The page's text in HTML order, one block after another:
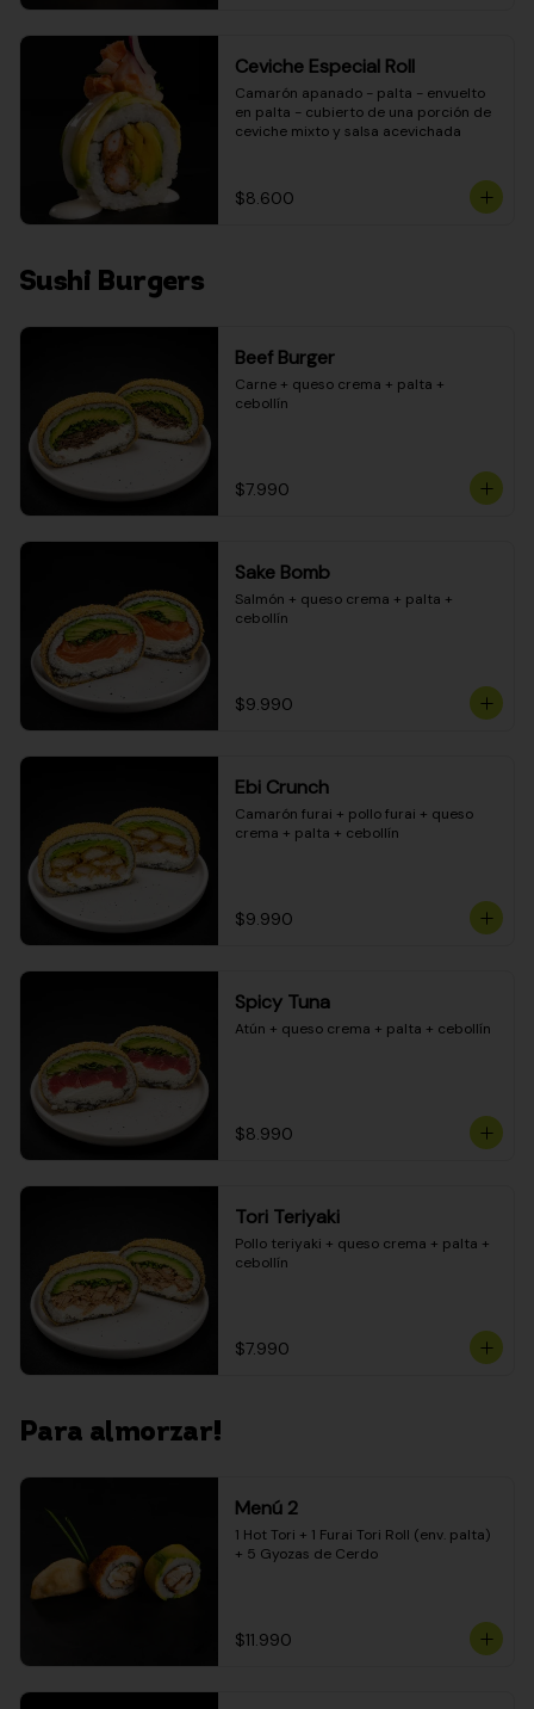
Ceviche Especial Roll
Camarón apanado - palta - envuelto
en palta - cubierto de una porción de
ceviche mixto y salsa acevichada
$8.600
Sushi Burgers
Beef Burger
Carne + queso crema + palta +
cebollín
$7.990
Sake Bomb
Salmón + queso crema + palta +
cebollín
$9.990
Ebi Crunch
Camarón furai + pollo furai + queso
crema + palta + cebollín
$9.990
Spicy Tuna
Atún + queso crema + palta + cebollín
$8.990
Tori Teriyaki
Pollo teriyaki + queso crema + palta +
cebollín
$7.990
Para almorzar!
Menú 2
1 Hot Tori + 1 Furai Tori Roll (env. palta)
+ 5 Gyozas de Cerdo
$11.990